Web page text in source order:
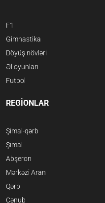
F1
Gimnastika
Döyüş növləri
Əl oyunları
Futbol
REGİONLAR
Şimal-qərb
Şimal
Abşeron
Mərkəzi Aran
Qərb
Cənub